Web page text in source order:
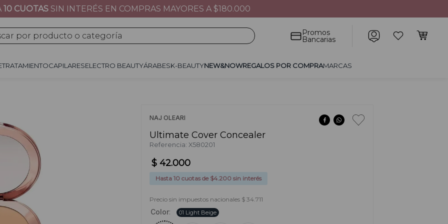
10 CUOTASSIN INTERÉS EN COMPRAS MAYORES A $180.000
producto o categoría Promos
Bancarias
TRATAMIENTOCAPILARESELECTRO BEAUTYÁRABESK-BEAUTYNEW&NOWREGALOS POR COMPRAMARCAS
NAJ OLEARI
Ultimate Cover Concealer
Referencia:X580201
$ 42.000
Hasta10 cuotas de $4.200 sin interés
Precio sin impuestos nacionales $ 34.711
Color: 01 Light Beige